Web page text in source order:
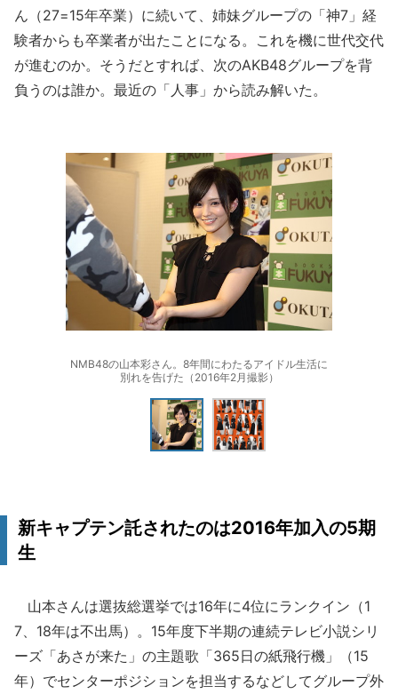
ん（27=15年卒業）に続いて、姉妹グループの「神7」経
験者からも卒業者が出たことになる。これを機に世代交代
が進むのか。そうだとすれば、次のAKB48グループを背
負うのは誰か。最近の「人事」から読み解いた。
NMB48の山本彩さん。8年間にわたるアイドル生活に
別れを告げた（2016年2月撮影）
新キャプテン託されたのは2016年加入の5期
生
山本さんは選抜総選挙では16年に4位にランクイン（1
7、18年は不出馬）。15年度下半期の連続テレビ小説シリ
ーズ「あさが来た」の主題歌「365日の紙飛行機」（15
年）でセンターポジションを担当するなどしてグループ外